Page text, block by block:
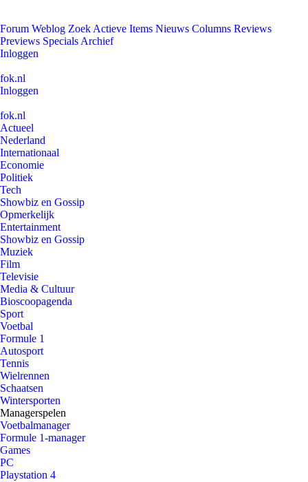
Forum Weblog Zoek Actieve Items Nieuws Columns Reviews
Previews Specials Archief
Inloggen
fok.nl
Inloggen
fok.nl
Actueel
Nederland
Internationaal
Economie
Politiek
Tech
Showbiz en Gossip
Opmerkelijk
Entertainment
Showbiz en Gossip
Muziek
Film
Televisie
Media & Cultuur
Bioscoopagenda
Sport
Voetbal
Formule 1
Autosport
Tennis
Wielrennen
Schaatsen
Wintersporten
Managerspelen
Voetbalmanager
Formule 1-manager
Games
PC
Playstation 4